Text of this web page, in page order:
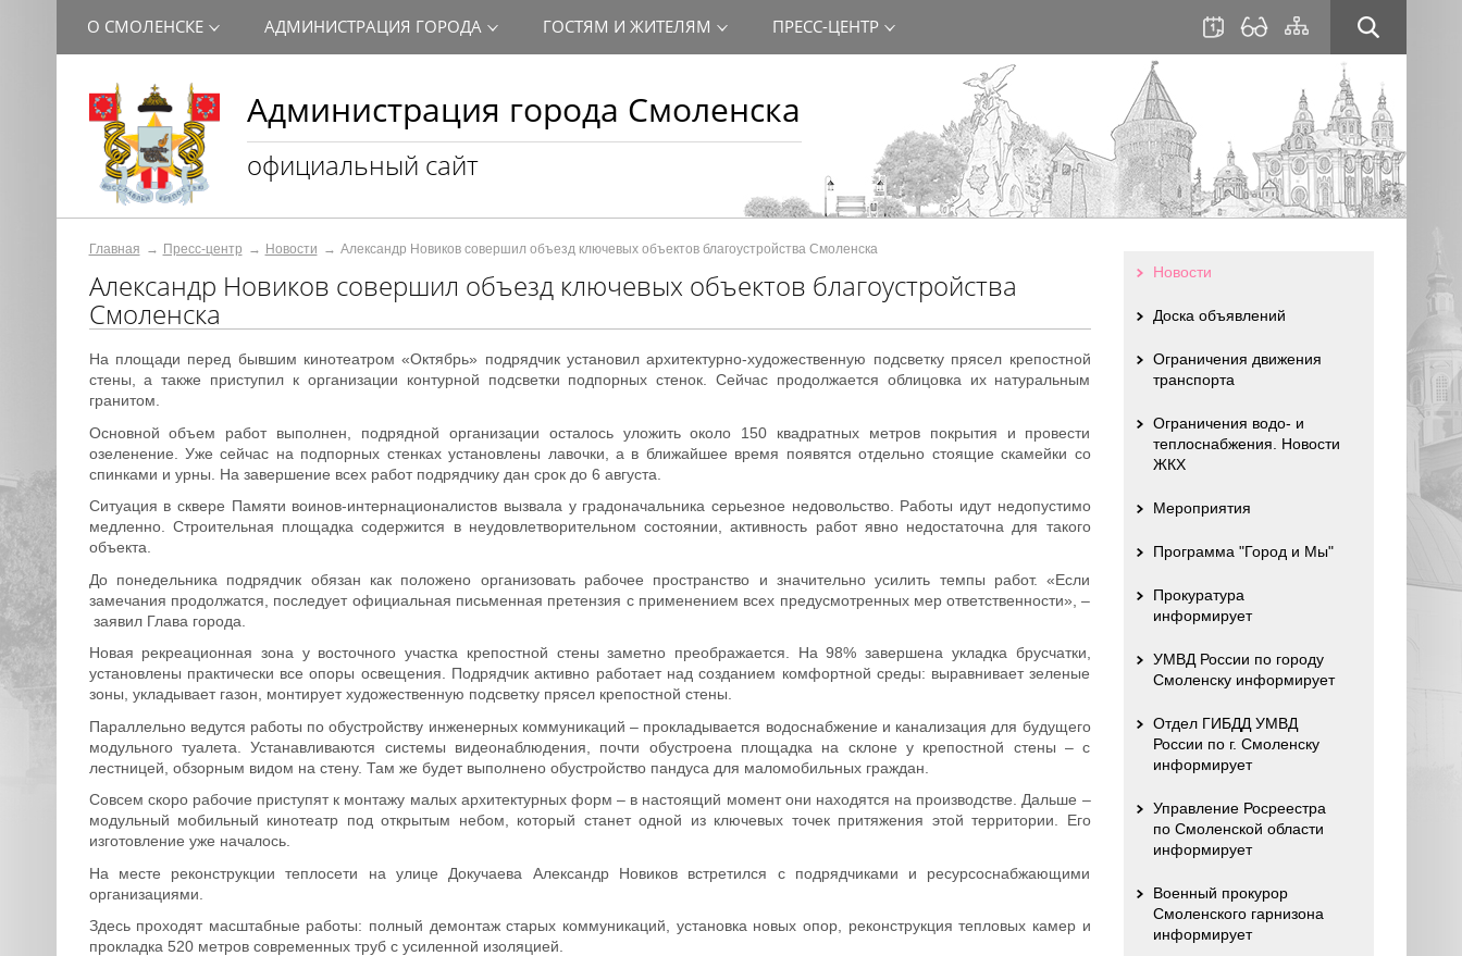
Администрация города Смоленска
официальный сайт
О СМОЛЕНСКЕ АДМИНИСТРАЦИЯ ГОРОДА ГОСТЯМ И ЖИТЕЛЯМ ПРЕСС-ЦЕНТР
Главная Пресс-центр Новости Александр Новиков совершил объезд ключевых объектов благоустройства Смоленска
Александр Новиков совершил объезд ключевых объектов благоустройства
Смоленска
На площади перед бывшим кинотеатром «Октябрь» подрядчик установил архитектурно-художественную подсветку прясел крепостной
стены, а также приступил к организации контурной подсветки подпорных стенок. Сейчас продолжается облицовка их натуральным
гранитом.
Основной объем работ выполнен, подрядной организации осталось уложить около 150 квадратных метров покрытия и провести
озеленение. Уже сейчас на подпорных стенках установлены лавочки, а в ближайшее время появятся отдельно стоящие скамейки со
спинками и урны. На завершение всех работ подрядчику дан срок до 6 августа.
Ситуация в сквере Памяти воинов-интернационалистов вызвала у градоначальника серьезное недовольство. Работы идут недопустимо
медленно. Строительная площадка содержится в неудовлетворительном состоянии, активность работ явно недостаточна для такого
объекта.
До понедельника подрядчик обязан как положено организовать рабочее пространство и значительно усилить темпы работ. «Если
замечания продолжатся, последует официальная письменная претензия с применением всех предусмотренных мер ответственности», –
заявил Глава города.
Новая рекреационная зона у восточного участка крепостной стены заметно преображается. На 98% завершена укладка брусчатки,
установлены практически все опоры освещения. Подрядчик активно работает над созданием комфортной среды: выравнивает зеленые
зоны, укладывает газон, монтирует художественную подсветку прясел крепостной стены.
Параллельно ведутся работы по обустройству инженерных коммуникаций – прокладывается водоснабжение и канализация для будущего
модульного туалета. Устанавливаются системы видеонаблюдения, почти обустроена площадка на склоне у крепостной стены – с
лестницей, обзорным видом на стену. Там же будет выполнено обустройство пандуса для маломобильных граждан.
Совсем скоро рабочие приступят к монтажу малых архитектурных форм – в настоящий момент они находятся на производстве. Дальше –
модульный мобильный кинотеатр под открытым небом, который станет одной из ключевых точек притяжения этой территории. Его
изготовление уже началось.
На месте реконструкции теплосети на улице Докучаева Александр Новиков встретился с подрядчиками и ресурсоснабжающими
организациями.
Здесь проходят масштабные работы: полный демонтаж старых коммуникаций, установка новых опор, реконструкция тепловых камер и
прокладка 520 метров современных труб с усиленной изоляцией.
Новости
Доска объявлений
Ограничения движения
транспорта
Ограничения водо- и
теплоснабжения. Новости
ЖКХ
Мероприятия
Программа "Город и Мы"
Прокуратура
информирует
УМВД России по городу
Смоленску информирует
Отдел ГИБДД УМВД
России по г. Смоленску
информирует
Управление Росреестра
по Смоленской области
информирует
Военный прокурор
Смоленского гарнизона
информирует